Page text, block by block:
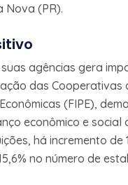
Nova (PR).
agências gera
das Cooperativas
(FIPE),
econômico e social
há incremento de
no número de